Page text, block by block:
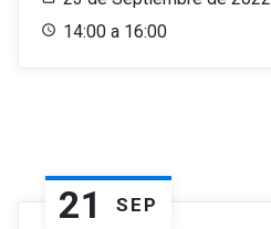
14:00 a 16:00
21 SEP